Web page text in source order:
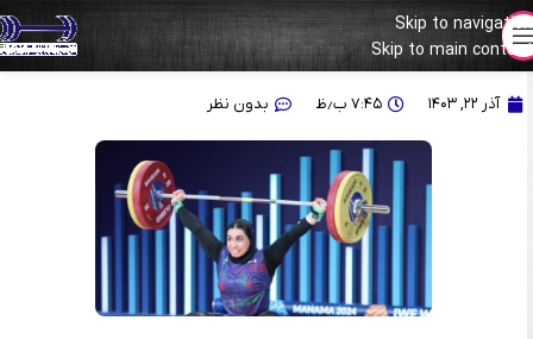
Skip to navigation
Skip to main content
نتیجه الهه رزاقی در رقابت‌های جهانی ۲۰۲۴
آذر ۲۲, ۱۴۰۳ ۷:۴۵ ب٫ظ بدون نظر